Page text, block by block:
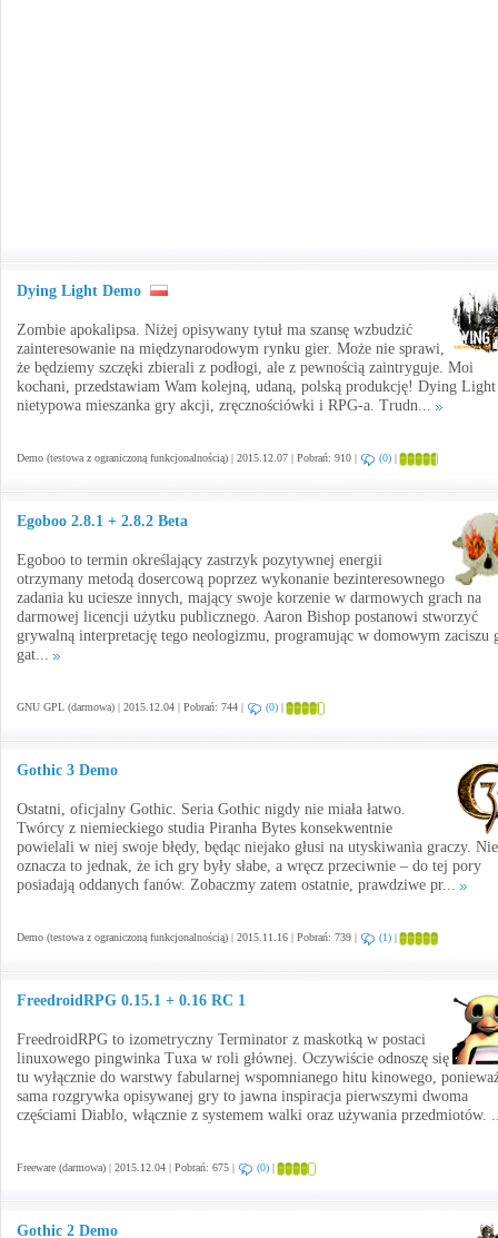
Dying Light Demo
Zombie apokalipsa. Niżej opisywany tytuł ma szansę wzbudzić
zainteresowanie na międzynarodowym rynku gier. Może nie sprawi,
że będziemy szczęki zbierali z podłogi, ale z pewnością zaintryguje. Moi
kochani, przedstawiam Wam kolejną, udaną, polską produkcję! Dying
nietypowa mieszanka gry akcji, zręcznościówki i RPG-a. Trudn...
Demo (testowa z ograniczoną funkcjonalnością) | 2015.12.07 | Pobrań: 910 | (0) |
Egoboo 2.8.1 + 2.8.2 Beta
Egoboo to termin określający zastrzyk pozytywnej energii
otrzymany metodą dosercową poprzez wykonanie bezinteresownego
zadania ku uciesze innych, mający swoje korzenie w darmowych grach na
darmowej licencji użytku publicznego. Aaron Bishop postanowi stworzyć
grywalną interpretację tego neologizmu, programując w domowym zaciszu
gat...
GNU GPL (darmowa) | 2015.12.04 | Pobrań: 744 | (0) |
Gothic 3 Demo
Ostatni, oficjalny Gothic. Seria Gothic nigdy nie miała łatwo.
Twórcy z niemieckiego studia Piranha Bytes konsekwentnie
powielali w niej swoje błędy, będąc niejako głusi na utyskiwania graczy. Nie
oznacza to jednak, że ich gry były słabe, a wręcz przeciwnie – do tej pory
posiadają oddanych fanów. Zobaczmy zatem ostatnie, prawdziwe pr...
Demo (testowa z ograniczoną funkcjonalnością) | 2015.11.16 | Pobrań: 739 | (1) |
FreedroidRPG 0.15.1 + 0.16 RC 1
FreedroidRPG to izometryczny Terminator z maskotką w postaci
linuxowego pingwinka Tuxa w roli głównej. Oczywiście odnoszę się
tu wyłącznie do warstwy fabularnej wspomnianego hitu kinowego,
sama rozgrywka opisywanej gry to jawna inspiracja pierwszymi dwoma
częściami Diablo, włącznie z systemem walki oraz używania przedmiotów.
Freeware (darmowa) | 2015.12.04 | Pobrań: 675 | (0) |
Gothic 2 Demo